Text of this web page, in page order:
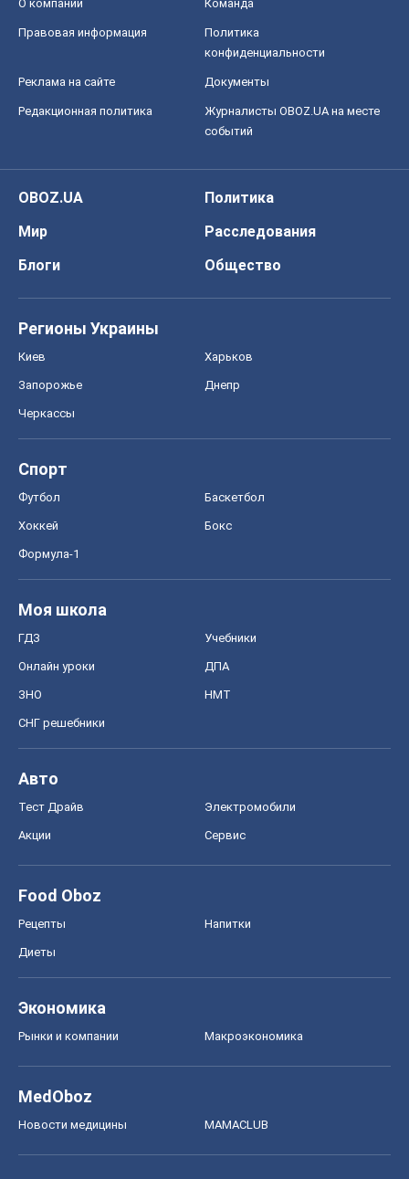
О компании Команда
Правовая информация
Политика
конфиденциальности
Реклама на сайте Документы
Редакционная политика
Журналисты OBOZ.UA на месте
событий
OBOZ.UA
Политика
Мир
Расследования
Блоги
Общество
Регионы Украины
Киев Харьков
Запорожье Днепр
Черкассы
Спорт
Футбол Баскетбол
Хоккей Бокс
Формула-1
Моя школа
ГДЗ Учебники
Онлайн уроки ДПА
ЗНО НМТ
СНГ решебники
Авто
Тест Драйв Электромобили
Акции Сервис
Food Oboz
Рецепты Напитки
Диеты
Экономика
Рынки и компании Mакроэкономика
MedOboz
Новости медицины MAMACLUB